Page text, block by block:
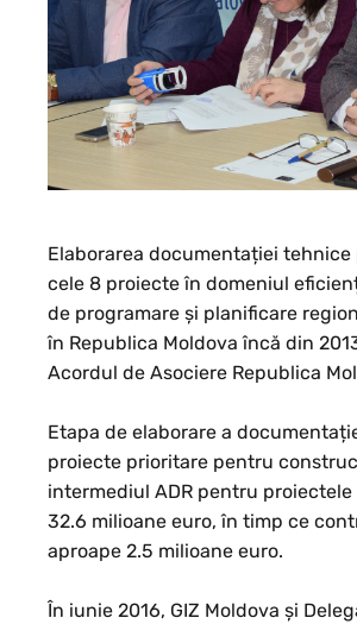
Elaborarea documentației
cele 8 proiecte în domeniul
de programare și planificare
în Republica Moldova încă din
Acordul de Asociere Republica
Etapa de elaborare a
proiecte prioritare pentru
intermediul ADR pentru
32.6 milioane euro, în timp ce
aproape 2.5 milioane euro.
În iunie 2016, GIZ Moldova și